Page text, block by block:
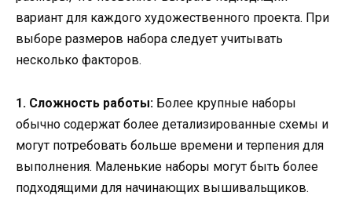
вариант для каждого художественного проекта. При
выборе размеров набора следует учитывать
несколько факторов.
1. Сложность работы: Более крупные наборы
обычно содержат более детализированные схемы и
могут потребовать больше времени и терпения для
выполнения. Маленькие наборы могут быть более
подходящими для начинающих вышивальщиков.